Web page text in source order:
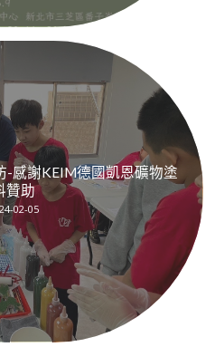
-感謝KEIM德國凱恩礦物塗
贊助
02-05